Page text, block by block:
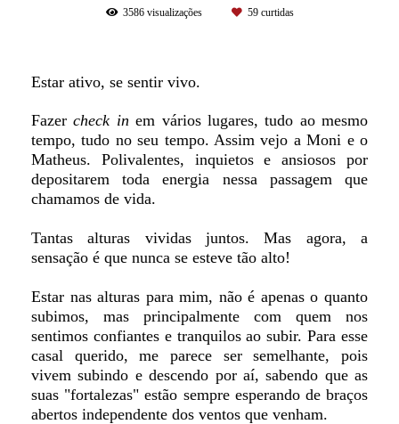
3586visualizações 59curtidas
Estar ativo, se sentir vivo.
Fazercheck in em vários lugares, tudo ao mesmo
tempo, tudo no seu tempo. Assim vejo a Moni e o
Matheus. Polivalentes, inquietos e ansiosos por
depositarem toda energia nessa passagem que
chamamos de vida.
Tantas alturas vividas juntos. Mas agora, a
sensação é que nunca se esteve tão alto!
Estar nas alturas para mim, não é apenas o quanto
subimos, mas principalmente com quem nos
sentimos confiantes e tranquilos ao subir. Para esse
casal querido, me parece ser semelhante, pois
vivem subindo e descendo por aí, sabendo que as
suas "fortalezas" estão sempre esperando de braços
abertos independente dos ventos que venham.